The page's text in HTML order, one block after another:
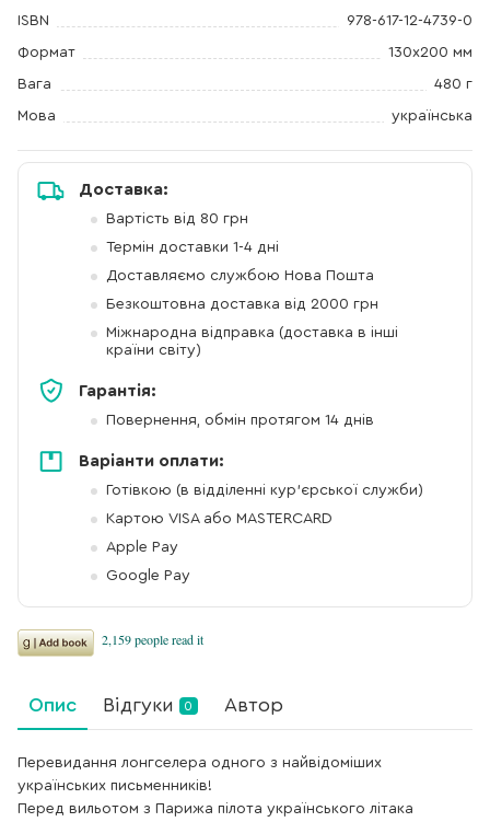
ISBN 978-617-12-4739-0
Формат 130x200 мм
Вага 480 г
Мова українська
Доставка:
Вартість від 80 грн
Термін доставки 1-4 дні
Доставляємо службою Нова Пошта
Безкоштовна доставка від 2000 грн
Міжнародна відправка (доставка в інші
країни світу)
Гарантія:
Повернення, обмін протягом 14 днів
Варіанти оплати:
Готівкою (в відділенні кур'єрської служби)
Картою VISA або MASTERCARD
Apple Pay
Google Pay
Опис Відгуки 0 Автор
Перевидання лонгселера одного з найвідоміших
українських письменників!
Перед вильотом з Парижа пілота українського літака